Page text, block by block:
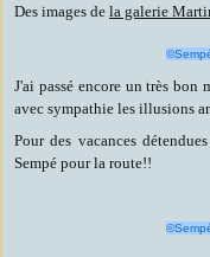
Des images de la galerie
J'ai passé encore un très
avec sympathie les illusions
Pour des vacances
Sempé pour la route!!